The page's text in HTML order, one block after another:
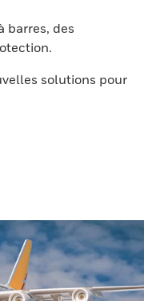
barres, des
solutions pour